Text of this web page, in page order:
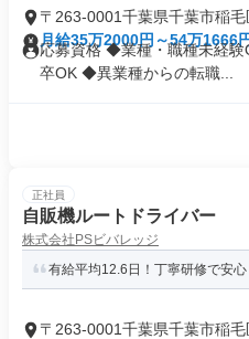
〒263-0001千葉県千葉市稲
月給35万2000円～54万1666
応募資格 ◆業種・職種未経
卒OK ◆異業種からの転職...
正社員
自販機ルートドライバー
株式会社PSビバレッジ
有給平均12.6日！丁寧研修で安
〒263-0001千葉県千葉市稲